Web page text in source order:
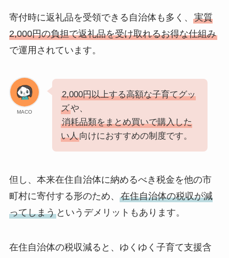
寄付時に返礼品を受領できる自治体も多く、 実質
2,000円の負担で返礼品を受け取れるお得な仕組み
で運用されています。
MACO
2,000円以上する高額な子育てグッ
ズや、
消耗品類をまとめ買いで購入した
い人向けにおすすめの制度です。
但し、本来在住自治体に納めるべき税金を他の市
町村に寄付する形のため、 在住自治体の税収が減
ってしまうというデメリットもあります。
在住自治体の税収減ると、ゆくゆく子育て支援含